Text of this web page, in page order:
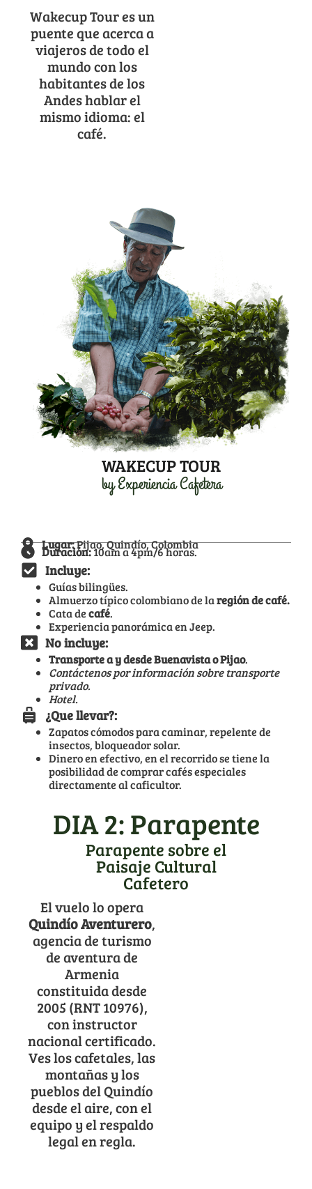
Wakecup Tour es un
puente que acerca a
viajeros de todo el
mundo con los
habitantes de los
Andes hablar el
mismo idioma: el
café.
WAKECUP TOUR
by Experiencia Cafetera
Lugar:Pijao, Quindío, Colombia
Duración:10am a 4pm/6 horas.
Incluye:
Guías bilingües.
Almuerzo típico colombiano de laregión de café.
Cata decafé.
Experiencia panorámica en Jeep.
No incluye:
Transporte a y desde Buenavista o Pijao.
Contáctenos por información sobre transporte
privado.
Hotel.
¿Que llevar?:
Zapatos cómodos para caminar, repelente de
insectos, bloqueador solar.
Dinero en efectivo, en el recorrido se tiene la
posibilidad de comprar cafés especiales
directamente al caficultor.
DIA 2: Parapente
Parapente sobre el
Paisaje Cultural
Cafetero
El vuelo lo opera
Quindío Aventurero,
agencia de turismo
de aventura de
Armenia
constituida desde
2005 (RNT 10976),
con instructor
nacional certificado.
Ves los cafetales, las
montañas y los
pueblos del Quindío
desde el aire, con el
equipo y el respaldo
legal en regla.